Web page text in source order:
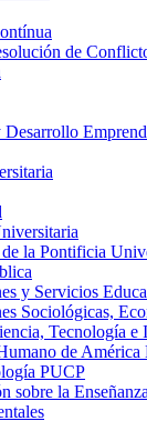
de
la Pontificia
y Servicios
Sociológicas,
Tecnología
de
PUCP
sobre la